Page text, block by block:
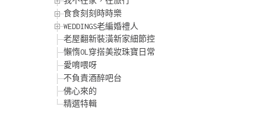
食食刻刻時時樂
WEDDINGS老編婚禮人
老屋翻新裝潢新家細節控
懶惰OL穿搭美妝珠寶日常
愛唷喂呀
不負責酒醉吧台
佛心來的
精選特輯